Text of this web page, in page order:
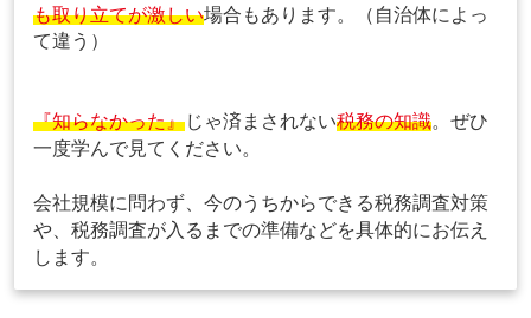
も取り立てが激しい場合もあります。（自治体によっ
て違う）
『知らなかった』じゃ済まされない税務の知識。ぜひ
一度学んで見てください。
会社規模に問わず、今のうちからできる税務調査対策
や、税務調査が入るまでの準備などを具体的にお伝え
します。